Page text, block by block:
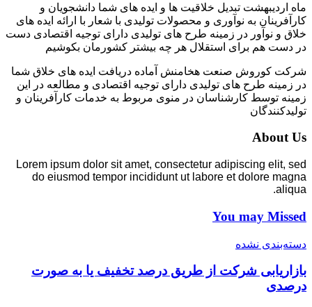
ماه اردیبهشت تبدیل خلاقیت ها و ایده های شما دانشجویان و
کارآفرینان به نوآوری و محصولات تولیدی با شعار با ارائه ایده های
خلاق و نوآور در زمینه طرح های تولیدی دارای توجیه اقتصادی دست
در دست هم برای استقلال هر چه بیشتر کشورمان بکوشیم
شرکت کوروش صنعت هخامنش آماده دریافت ایده های خلاق شما
در زمینه طرح های تولیدی دارای توجیه اقتصادی و مطالعه در این
زمینه توسط کارشناسان در منوی مربوط به خدمات کارآفرینان و
تولیدکنندگان
About Us
Lorem ipsum dolor sit amet, consectetur adipiscing elit, sed
do eiusmod tempor incididunt ut labore et dolore magna
aliqua.
You may Missed
دسته‌بندی نشده
بازاریابی شرکت از طریق درصد تخفیف یا به صورت
درصدی